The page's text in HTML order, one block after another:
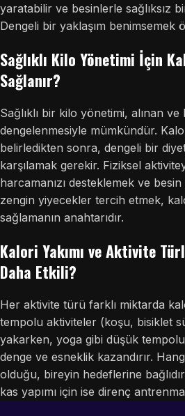
yaratabilir ve besinlerle sağlıksız
Dengeli bir yaklaşım benimsemek
Sağlıklı Kilo Yönetimi İçin
Sağlanır?
Sağlıklı bir kilo yönetimi, alınan
dengelenmesiyle mümkündür.
belirledikten sonra, dengeli bir
karşılamak gerekir. Fiziksel
harcamanızı desteklemek ve besin
zengin yiyecekler tercih etmek,
sağlamanın anahtarıdır.
Kalori Yakımı ve Aktivite
Daha Etkili?
Her aktivite türü farklı miktarda
tempolu aktiviteler (koşu, bisiklet
yakarken, yoga gibi düşük
denge ve esneklik kazandırır.
olduğu, bireyin hedeflerine
kas yapımı için ise direnç